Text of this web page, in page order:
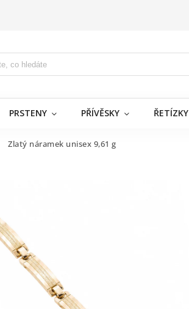
PRSTENY PŘÍVĚSKY ŘETÍZKY
Zlatý náramek unisex 9,61 g